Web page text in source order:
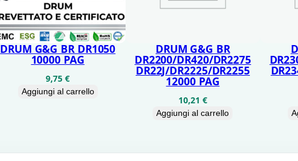
q
a
n
t
i
à
DRUM G&G BR DR1050
10000 PAG
9,75 €
Aggiungi al carrello
DRUM G&G BR
DR2200/DR420/DR2275
DR22J/DR2225/DR2255
12000 PAG
10,21 €
Aggiungi al carrello